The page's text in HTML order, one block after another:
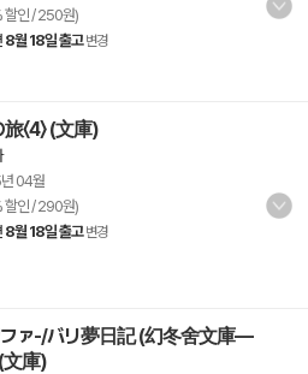
할인 / 250원)
8월 18일 출고 변경
〈4〉 (文庫)
04월
할인 / 290원)
8월 18일 출고 변경
ファ-/バリ夢日記 (幻冬舍文庫―
文庫)